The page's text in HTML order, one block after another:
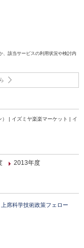
、該当サービスの利用状況や検討内
| イズミヤ楽楽マーケット | イ
2013年度
席科学技術政策フェロー